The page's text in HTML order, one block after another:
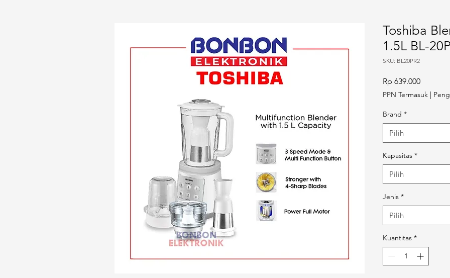
Toshiba
1.5L BL-
SKU: BL20PR2
Rp 639.000Harga
PPN Termasuk |
Brand *
Pilih
Kapasitas *
Pilih
Jenis *
Pilih
Kuantitas *